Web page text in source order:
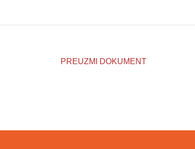
PREUZMI DOKUMENT